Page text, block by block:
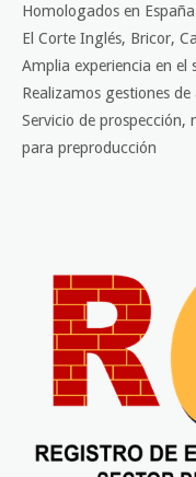
Homologados en
El Corte Inglés, Bricor,
Amplia experiencia en el
Realizamos gestiones
Servicio de prospección,
para preproducción